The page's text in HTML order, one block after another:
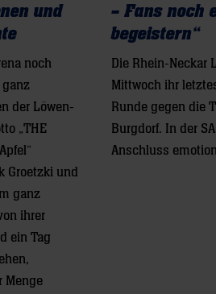
und
noch
der Löwen-
„THE
Groetzki und
ganz
ihrer
ein Tag
Menge
– Fans noch
begeistern“
Die Rhein-Neckar
Mittwoch ihr
Runde gegen die
Burgdorf. In der
Anschluss